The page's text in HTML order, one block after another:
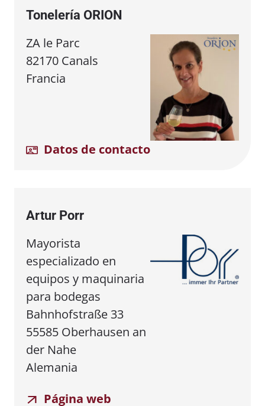
Tonelería ORION
ZA le Parc
82170 Canals
Francia
Datos de contacto
Artur Porr
Mayorista
especializado en
equipos y maquinaria
para bodegas
Bahnhofstraße 33
55585 Oberhausen an
der Nahe
Alemania
Página web